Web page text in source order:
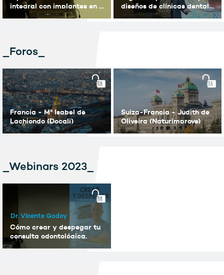
integral con implantes en el
paciente periodontal.
diseños de clínicas dentales
sostenibles.
_Foros_
Francia - Mª Isabel de
Lachiondo (Docali)
Suiza-Francia - Judith de
Oliveira (Naturimprove)
_Webinars 2023_
Dr. Vicente Godoy
Cómo crear y despegar tu
consulta odontológica.